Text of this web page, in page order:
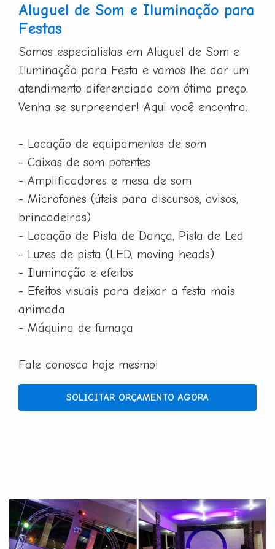
Aluguel de Som e Iluminação para
Festas
Somos especialistas em Aluguel de Som e
Iluminação para Festa e vamos lhe dar um
atendimento diferenciado com ótimo preço.
Venha se surpreender! Aqui você encontra:
- Locação de equipamentos de som
- Caixas de som potentes
- Amplificadores e mesa de som
- Microfones (úteis para discursos, avisos,
brincadeiras)
- Locação de Pista de Dança, Pista de Led
- Luzes de pista (LED, moving heads)
- Iluminação e efeitos
- Efeitos visuais para deixar a festa mais
animada
- Máquina de fumaça
Fale conosco hoje mesmo!
SOLICITAR ORÇAMENTO AGORA